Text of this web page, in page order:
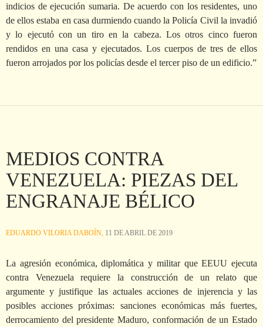
indicios de ejecución sumaria. De acuerdo con los residentes, uno
de ellos estaba en casa durmiendo cuando la Policía Civil la invadió
y lo ejecutó con un tiro en la cabeza. Los otros cinco fueron
rendidos en una casa y ejecutados. Los cuerpos de tres de ellos
fueron arrojados por los policías desde el tercer piso de un edificio.”
MEDIOS CONTRA
VENEZUELA: PIEZAS DEL
ENGRANAJE BÉLICO
EDUARDO VILORIA DABOÍN, 11 DE ABRIL DE 2019
La agresión económica, diplomática y militar que EEUU ejecuta
contra Venezuela requiere la construcción de un relato que
argumente y justifique las actuales acciones de injerencia y las
posibles acciones próximas: sanciones económicas más fuertes,
derrocamiento del presidente Maduro, conformación de un Estado